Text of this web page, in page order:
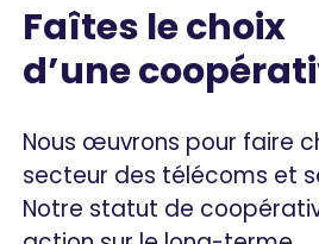
Faîtes lechoix
d’une
Nous œuvrons pour faire
secteur des télécoms et
Notre statut de